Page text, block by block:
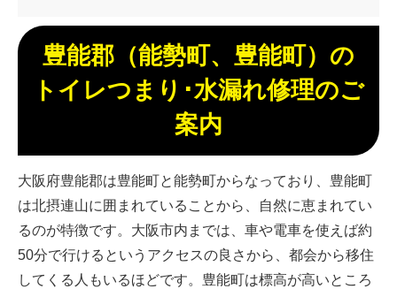
豊能郡（能勢町、豊能町）の
トイレつまり･水漏れ修理のご
案内
大阪府豊能郡は豊能町と能勢町からなっており、豊能町
は北摂連山に囲まれていることから、自然に恵まれてい
るのが特徴です。大阪市内までは、車や電車を使えば約
50分で行けるというアクセスの良さから、都会から移住
してくる人もいるほどです。豊能町は標高が高いところ